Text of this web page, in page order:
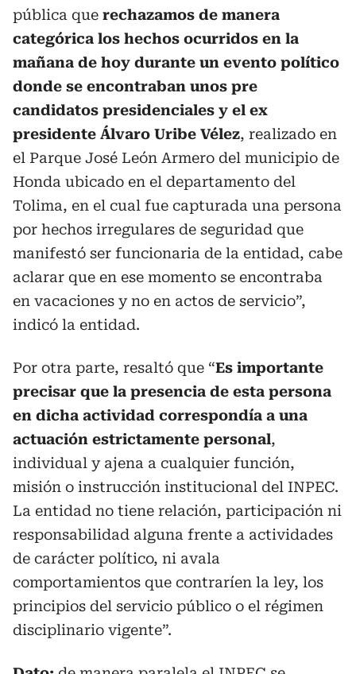
pública que rechazamos de manera
categórica los hechos ocurridos en la
mañana de hoy durante un evento político
donde se encontraban unos pre
candidatos presidenciales y el ex
presidente Álvaro Uribe Vélez, realizado en
el Parque José León Armero del municipio de
Honda ubicado en el departamento del
Tolima, en el cual fue capturada una persona
por hechos irregulares de seguridad que
manifestó ser funcionaria de la entidad, cabe
aclarar que en ese momento se encontraba
en vacaciones y no en actos de servicio”,
indicó la entidad.
Por otra parte, resaltó que “Es importante
precisar que la presencia de esta persona
en dicha actividad correspondía a una
actuación estrictamente personal,
individual y ajena a cualquier función,
misión o instrucción institucional del INPEC.
La entidad no tiene relación, participación ni
responsabilidad alguna frente a actividades
de carácter político, ni avala
comportamientos que contraríen la ley, los
principios del servicio público o el régimen
disciplinario vigente”.